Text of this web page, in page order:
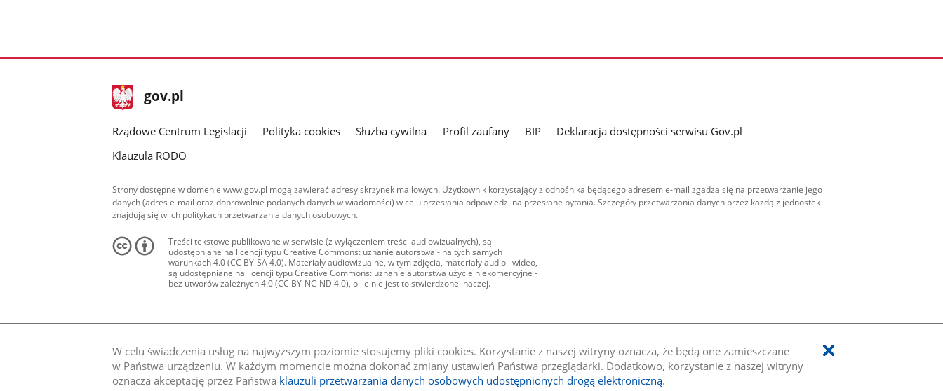
W celu świadczenia usług na najwyższym poziomie stosujemy pliki cookies. Korzystanie z naszej witryny oznacza, że będą one zamieszczane
w Państwa urządzeniu. W każdym momencie można dokonać zmiany ustawień Państwa przeglądarki. Dodatkowo, korzystanie z naszej witryny
oznacza akceptację przez Państwa klauzuli przetwarzania danych osobowych udostępnionych drogą elektroniczną.
stopka
gov.pl Strona
gov.pl
Rządowe Centrum Legislacji Polityka cookies Służba cywilna Profil zaufany BIP
Deklaracja dostępności serwisu Gov.pl
Klauzula RODO
Strony dostępne w domenie www.gov.pl mogą zawierać adresy skrzynek mailowych. Użytkownik korzystający z odnośnika będącego adresem e-mail zgadza się na przetwarzanie jego
danych (adres e-mail oraz dobrowolnie podanych danych w wiadomości) w celu przesłania odpowiedzi na przesłane pytania. Szczegóły przetwarzania danych przez każdą z jednostek
znajdują się w ich politykach przetwarzania danych osobowych.
Treści tekstowe publikowane w serwisie (z wyłączeniem treści audiowizualnych), są
udostępniane na licencji typu Creative Commons: uznanie autorstwa - na tych samych
warunkach 4.0 (CC BY-SA 4.0). Materiały audiowizualne, w tym zdjęcia, materiały audio i wideo,
są udostępniane na licencji typu Creative Commons: uznanie autorstwa użycie niekomercyjne -
bez utworów zależnych 4.0 (CC BY-NC-ND 4.0), o ile nie jest to stwierdzone inaczej.